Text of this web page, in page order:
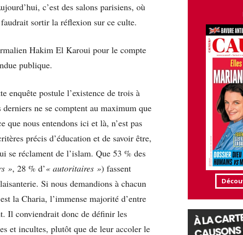
c’est des salons parisiens, où
sortir la réflexion sur ce culte.
Hakim El Karoui pour le compte
publique.
enquête postule l’existence de trois à
ne se comptent au maximum que
nous entendons ici et là, n’est pas
précis d’éducation et de savoir être,
se réclament de l’islam. Que 53 % des
», 28 % d’« autoritaires ») fassent
Si nous demandions à chacun
la Charia, l’immense majorité d’entre
Il conviendrait donc de définir les
et incultes, plutôt que de leur accoler le